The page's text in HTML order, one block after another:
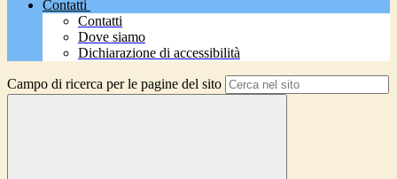
Contatti
Contatti
Dove siamo
Dichiarazione di accessibilità
Campo di ricerca per le pagine del sito